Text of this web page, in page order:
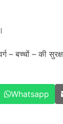
बच्चों – की
Whatsapp